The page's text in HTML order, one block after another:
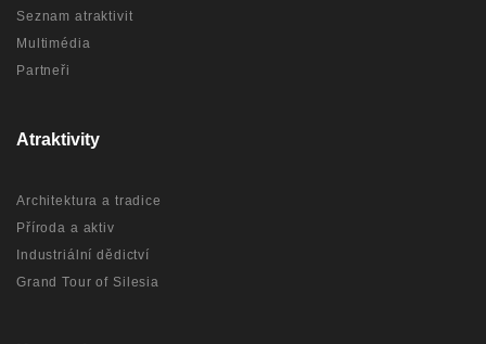
Seznam atraktivit
Multimédia
Partneři
Atraktivity
Architektura a tradice
Příroda a aktiv
Industriální dědictví
Grand Tour of Silesia